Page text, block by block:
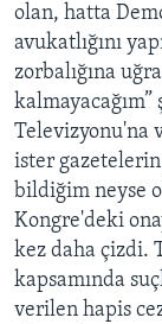
olan, hatta
avukatlığını
zorbalığına
Televizyonu'na
ister
bildiğim neyse
Kongre'deki
kez daha çizdi.
kapsamında
verilen hapis